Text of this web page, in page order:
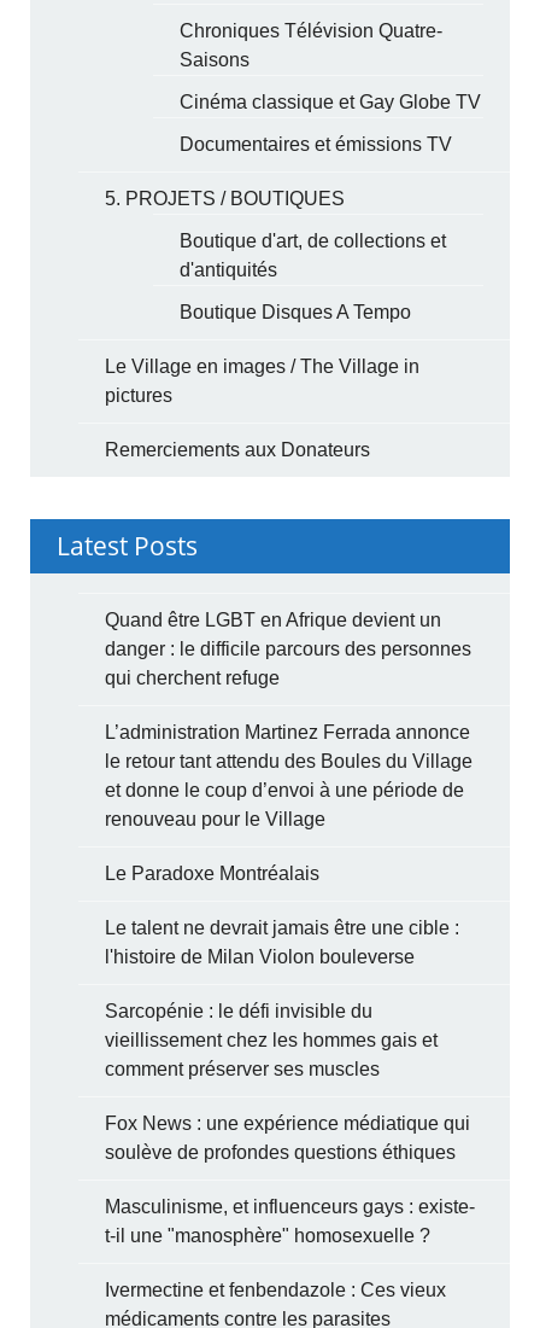
Chroniques Télévision Quatre-
Saisons
Cinéma classique et Gay Globe TV
Documentaires et émissions TV
5. PROJETS / BOUTIQUES
Boutique d'art, de collections et
d'antiquités
Boutique Disques A Tempo
Le Village en images / The Village in
pictures
Remerciements aux Donateurs
Latest Posts
Quand être LGBT en Afrique devient un
danger : le difficile parcours des personnes
qui cherchent refuge
L’administration Martinez Ferrada annonce
le retour tant attendu des Boules du Village
et donne le coup d’envoi à une période de
renouveau pour le Village
Le Paradoxe Montréalais
Le talent ne devrait jamais être une cible :
l'histoire de Milan Violon bouleverse
Sarcopénie : le défi invisible du
vieillissement chez les hommes gais et
comment préserver ses muscles
Fox News : une expérience médiatique qui
soulève de profondes questions éthiques
Masculinisme, et influenceurs gays : existe-
t-il une "manosphère" homosexuelle ?
Ivermectine et fenbendazole : Ces vieux
médicaments contre les parasites